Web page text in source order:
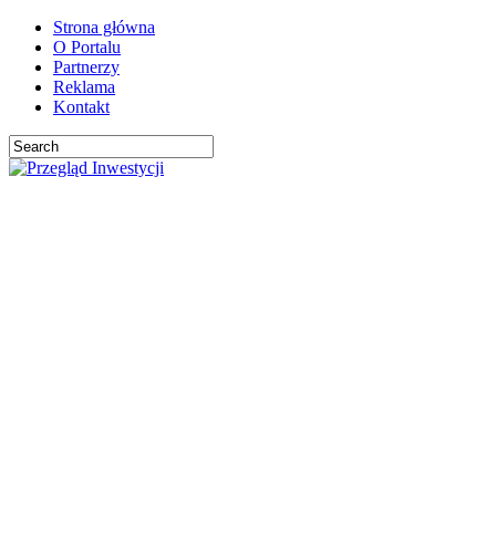
Strona główna
O Portalu
Partnerzy
Reklama
Kontakt